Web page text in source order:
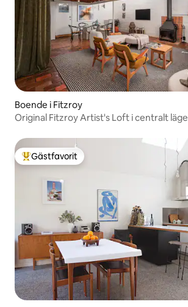
Boende i Fitzroy
Original Fitzroy Artist's Loft i centralt läge
Populär gästfavorit
Gästfavorit